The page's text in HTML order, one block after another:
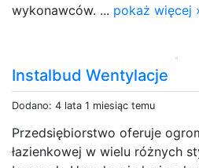
wykonawców. ... pokaż więcej
Instalbud Wentylacje
Dodano: 4 lata 1 miesiąc temu
Przedsiębiorstwo oferuje
łazienkowej w wielu różnych